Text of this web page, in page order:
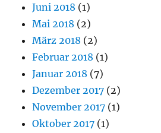
Juni 2018 (1)
Mai 2018 (2)
März 2018 (2)
Februar 2018 (1)
Januar 2018 (7)
Dezember 2017 (2)
November 2017 (1)
Oktober 2017 (1)